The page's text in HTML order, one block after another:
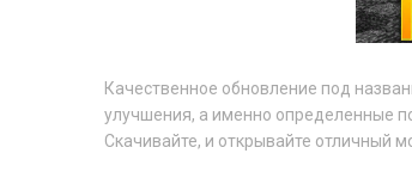
Качественное обновление под
улучшения, а именно определенные
Скачивайте, и открывайте отличный